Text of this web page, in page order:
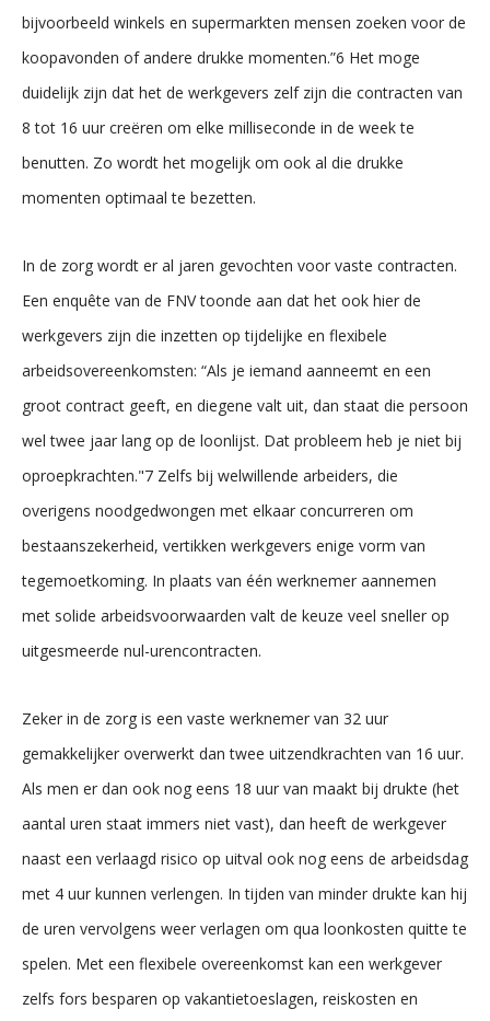
bijvoorbeeld winkels en supermarkten mensen zoeken voor de
koopavonden of andere drukke momenten.”6 Het moge
duidelijk zijn dat het de werkgevers zelf zijn die contracten van
8 tot 16 uur creëren om elke milliseconde in de week te
benutten. Zo wordt het mogelijk om ook al die drukke
momenten optimaal te bezetten.
In de zorg wordt er al jaren gevochten voor vaste contracten.
Een enquête van de FNV toonde aan dat het ook hier de
werkgevers zijn die inzetten op tijdelijke en flexibele
arbeidsovereenkomsten: “Als je iemand aanneemt en een
groot contract geeft, en diegene valt uit, dan staat die persoon
wel twee jaar lang op de loonlijst. Dat probleem heb je niet bij
oproepkrachten."7 Zelfs bij welwillende arbeiders, die
overigens noodgedwongen met elkaar concurreren om
bestaanszekerheid, vertikken werkgevers enige vorm van
tegemoetkoming. In plaats van één werknemer aannemen
met solide arbeidsvoorwaarden valt de keuze veel sneller op
uitgesmeerde nul-urencontracten.
Zeker in de zorg is een vaste werknemer van 32 uur
gemakkelijker overwerkt dan twee uitzendkrachten van 16 uur.
Als men er dan ook nog eens 18 uur van maakt bij drukte (het
aantal uren staat immers niet vast), dan heeft de werkgever
naast een verlaagd risico op uitval ook nog eens de arbeidsdag
met 4 uur kunnen verlengen. In tijden van minder drukte kan hij
de uren vervolgens weer verlagen om qua loonkosten quitte te
spelen. Met een flexibele overeenkomst kan een werkgever
zelfs fors besparen op vakantietoeslagen, reiskosten en